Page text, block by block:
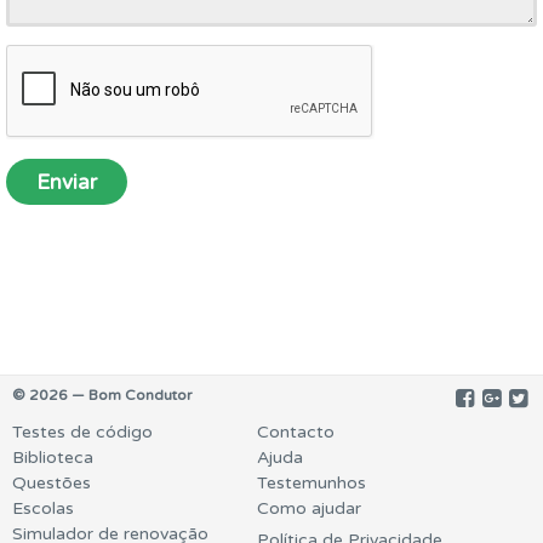
Enviar
© 2026 — Bom Condutor
Testes de código
Biblioteca
Questões
Escolas
Simulador de renovação
Contacto
Ajuda
Testemunhos
Como ajudar